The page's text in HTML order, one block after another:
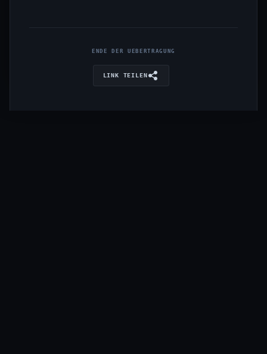
ENDE DER UEBERTRAGUNG
LINK TEILEN